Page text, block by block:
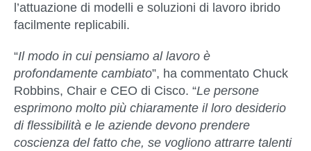
l’attuazione di modelli e soluzioni di lavoro ibrido
facilmente replicabili.
“Il modo in cui pensiamo al lavoro è
profondamente cambiato”, ha commentato Chuck
Robbins, Chair e CEO di Cisco. “Le persone
esprimono molto più chiaramente il loro desiderio
di flessibilità e le aziende devono prendere
coscienza del fatto che, se vogliono attrarre talenti